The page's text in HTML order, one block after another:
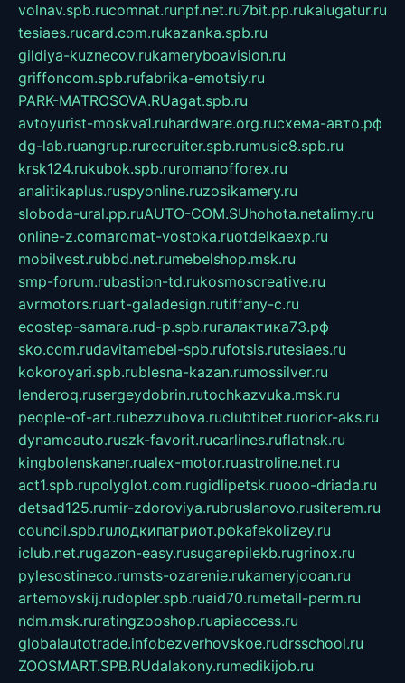
volnav.spb.rucomnat.runpf.net.ru7bit.pp.rukalugatur.ru
tesiaes.rucard.com.rukazanka.spb.ru
gildiya-kuznecov.rukameryboavision.ru
griffoncom.spb.rufabrika-emotsiy.ru
PARK-MATROSOVA.RUagat.spb.ru
avtoyurist-moskva1.ruhardware.org.ruсхема-авто.рф
dg-lab.ruangrup.rurecruiter.spb.rumusic8.spb.ru
krsk124.rukubok.spb.ruromanofforex.ru
analitikaplus.ruspyonline.ruzosikamery.ru
sloboda-ural.pp.ruAUTO-COM.SUhohota.netalimy.ru
online-z.comaromat-vostoka.ruotdelkaexp.ru
mobilvest.rubbd.net.rumebelshop.msk.ru
smp-forum.rubastion-td.rukosmoscreative.ru
avrmotors.ruart-galadesign.rutiffany-c.ru
ecostep-samara.rud-p.spb.ruгалактика73.рф
sko.com.rudavitamebel-spb.rufotsis.rutesiaes.ru
kokoroyari.spb.rublesna-kazan.rumossilver.ru
lenderoq.rusergeydobrin.rutochkazvuka.msk.ru
people-of-art.rubezzubova.ruclubtibet.ruorior-aks.ru
dynamoauto.ruszk-favorit.rucarlines.ruflatnsk.ru
kingbolenskaner.rualex-motor.ruastroline.net.ru
act1.spb.rupolyglot.com.rugidlipetsk.ruooo-driada.ru
detsad125.rumir-zdoroviya.rubruslanovo.rusiterem.ru
council.spb.ruлодкипатриот.рфkafekolizey.ru
iclub.net.rugazon-easy.rusugarepilekb.rugrinox.ru
pylesostineco.rumsts-ozarenie.rukameryjooan.ru
artemovskij.rudopler.spb.ruaid70.rumetall-perm.ru
ndm.msk.ruratingzooshop.ruapiaccess.ru
globalautotrade.infobezverhovskoe.rudrsschool.ru
ZOOSMART.SPB.RUdalakony.rumedikijob.ru